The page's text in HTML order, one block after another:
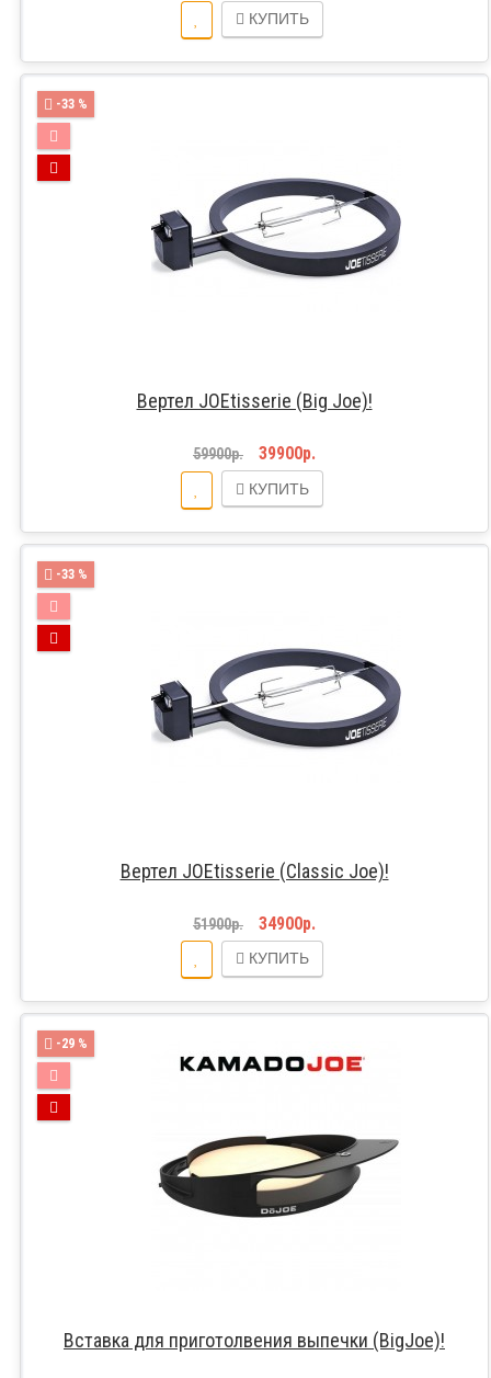
КУПИТЬ
-33 %
Вертел JOEtisserie (Big Joe)!
59900р. 39900р.
КУПИТЬ
-33 %
Вертел JOEtisserie (Classic Joe)!
51900р. 34900р.
КУПИТЬ
-29 %
Вставка для приготолвения выпечки (BigJoe)!